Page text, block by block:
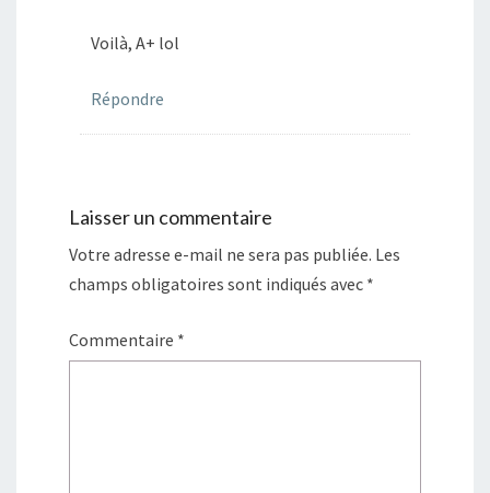
Voilà, A+ lol
Répondre
Laisser un commentaire
Votre adresse e-mail ne sera pas publiée. Les
champs obligatoires sont indiqués avec *
Commentaire *